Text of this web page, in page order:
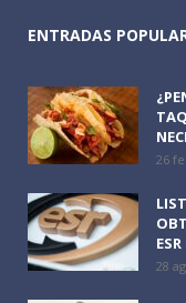
ENTRADAS
26
28